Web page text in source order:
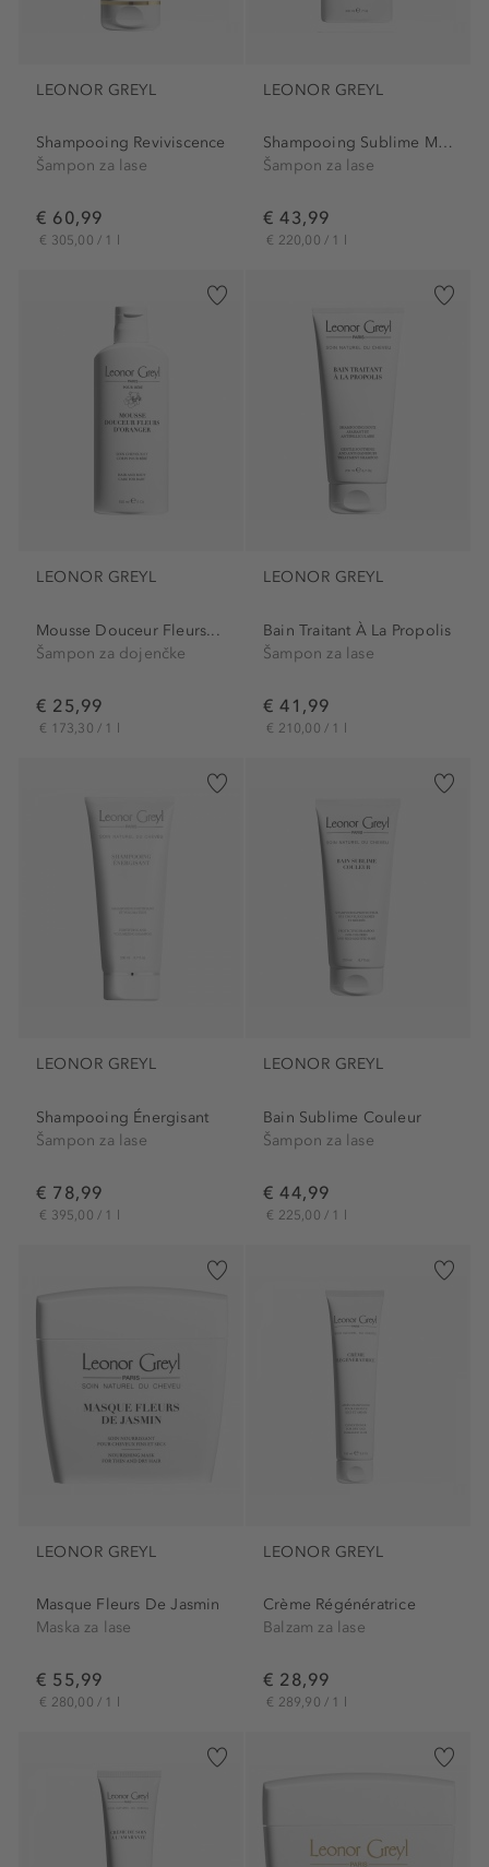
LEONOR GREYL
Shampooing Reviviscence
Šampon za lase
€ 60,99
€ 305,00 / 1 l
LEONOR GREYL
Shampooing Sublime Mèches
Šampon za lase
€ 43,99
€ 220,00 / 1 l
LEONOR GREYL
Mousse Douceur Fleurs...
Šampon za dojenčke
€ 25,99
€ 173,30 / 1 l
LEONOR GREYL
Bain Traitant À La Propolis
Šampon za lase
€ 41,99
€ 210,00 / 1 l
LEONOR GREYL
Shampooing Énergisant
Šampon za lase
€ 78,99
€ 395,00 / 1 l
LEONOR GREYL
Bain Sublime Couleur
Šampon za lase
€ 44,99
€ 225,00 / 1 l
LEONOR GREYL
Masque Fleurs De Jasmin
Maska za lase
€ 55,99
€ 280,00 / 1 l
LEONOR GREYL
Crème Régénératrice
Balzam za lase
€ 28,99
€ 289,90 / 1 l